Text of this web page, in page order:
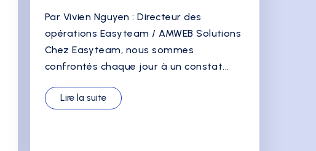
Par Vivien Nguyen : Directeur des
opérations Easyteam / AMWEB Solutions
Chez Easyteam, nous sommes
confrontés chaque jour à un constat...
Lire la suite